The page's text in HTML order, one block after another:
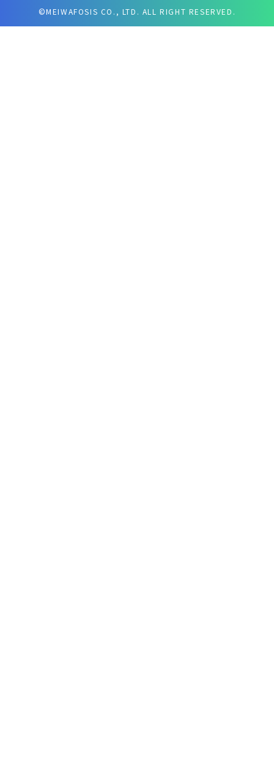
©MEIWAFOSIS CO., LTD. ALL RIGHT RESERVED.